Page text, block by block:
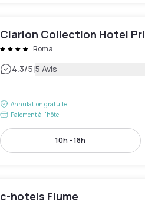
Clarion Collection Hotel
Roma
4.3/5|5 Avis
Annulation gratuite
Paiement à l'hôtel
10h - 18h
c-hotels Fiume